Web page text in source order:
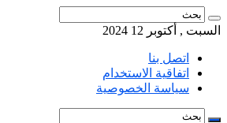
السبت , أكتوبر 12 2024
اتصل بنا
اتفاقية الاستخدام
سياسة الخصوصية